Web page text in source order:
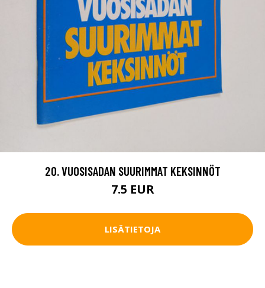
20. VUOSISADAN SUURIMMAT KEKSINNÖT
7.5 EUR
LISÄTIETOJA